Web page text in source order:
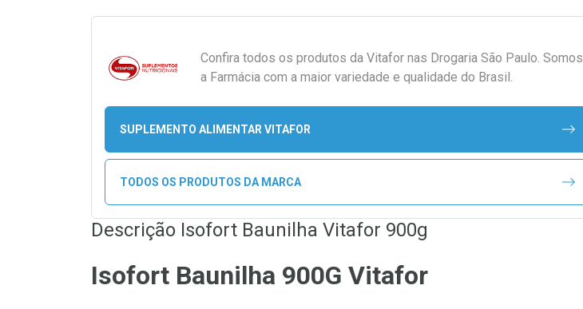
Confira todos os produtos da Vitafor nas Drogaria São Paulo. Somos
a Farmácia com a maior variedade e qualidade do Brasil.
SUPLEMENTO ALIMENTAR VITAFOR
TODOS OS PRODUTOS DA MARCA
Descrição Isofort Baunilha Vitafor 900g
Isofort Baunilha 900G Vitafor